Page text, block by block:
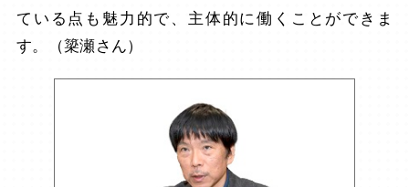
ている点も魅力的で、主体的に働くことができま
す。（簗瀬さん）